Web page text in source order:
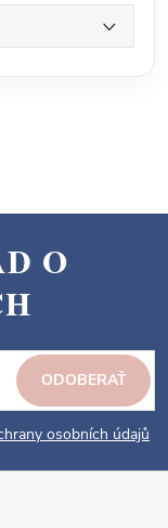
O
osobních údajů
ODOBERAŤ